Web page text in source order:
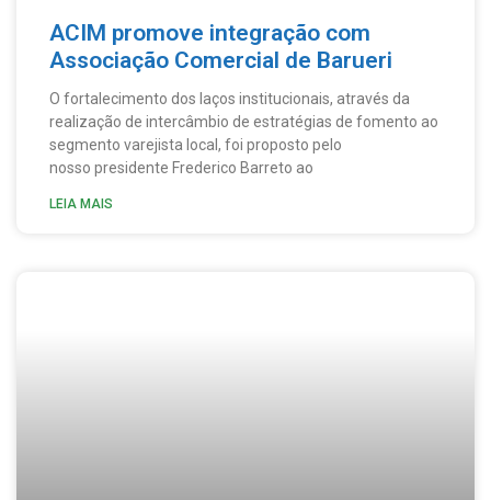
ACIM promove integração com
Associação Comercial de Barueri
O fortalecimento dos laços institucionais, através da
realização de intercâmbio de estratégias de fomento ao
segmento varejista local, foi proposto pelo
nosso presidente Frederico Barreto ao
LEIA MAIS